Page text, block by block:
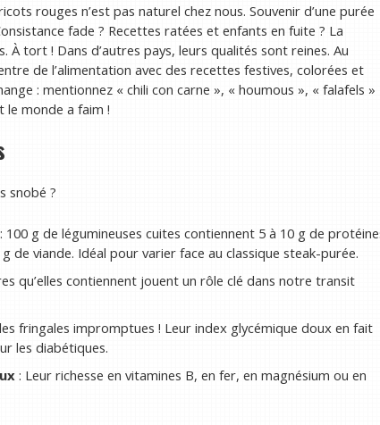
rouges n’est pas naturel chez nous. Souvenir d’une purée
fade ? Recettes ratées et enfants en fuite ? La
À tort ! Dans d’autres pays, leurs qualités sont reines. Au
de l’alimentation avec des recettes festives, colorées et
: mentionnez « chili con carne », « houmous », « falafels »
le monde a faim !
snobé ?
: 100 g de légumineuses cuites contiennent 5 à 10 g de
de viande. Idéal pour varier face au classique steak-purée.
qu’elles contiennent jouent un rôle clé dans notre transit
fringales impromptues ! Leur index glycémique doux en fait
les diabétiques.
: Leur richesse en vitamines B, en fer, en magnésium ou en